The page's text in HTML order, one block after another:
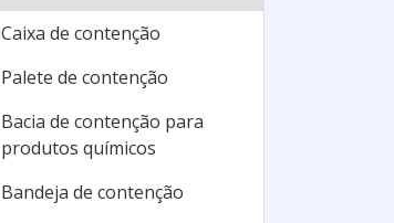
Caixa de contenção
Palete de contenção
Bacia de contenção para
produtos químicos
Bandeja de contenção